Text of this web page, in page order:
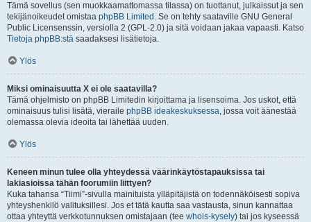
Tämä sovellus (sen muokkaamattomassa tilassa) on tuottanut, julkaissut ja sen
tekijänoikeudet omistaa phpBB Limited . Se on tehty saataville GNU General
Public Licensenssin, versiolla 2 (GPL-2.0) ja sitä voidaan jakaa vapaasti. Katso
Tietoja phpBB:stä saadaksesi lisätietoja.
Ylös
Miksi ominaisuutta X ei ole saatavilla?
Tämä ohjelmisto on phpBB Limitedin kirjoittama ja lisensoima. Jos uskot, että
ominaisuus tulisi lisätä, vieraile phpBB ideakeskuksessa, jossa voit äänestää
olemassa olevia ideoita tai lähettää uuden.
Ylös
Keneen minun tulee olla yhteydessä väärinkäytöstapauksissa tai
lakiasioissa tähän foorumiin liittyen?
Kuka tahansa “Tiimi”-sivulla mainituista ylläpitäjistä on todennäköisesti sopiva
yhteyshenkilö valituksillesi. Jos et tätä kautta saa vastausta, sinun kannattaa
ottaa yhteyttä verkkotunnuksen omistajaan (tee whois-kysely) tai jos kyseessä